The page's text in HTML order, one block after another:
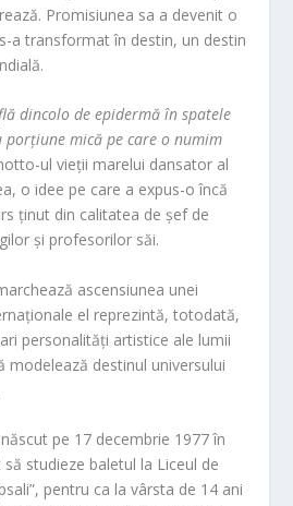
Promisiunea sa a devenit o
a transformat în destin, un destin
dincolo de epidermă în spatele
porțiune mică pe care o numim
ul vieții marelui dansator al
o idee pe care a expus-o încă
ținut din calitatea de șef de
și profesorilor săi.
ascensiunea unei
el reprezintă, totodată,
personalități artistice ale lumii
modelează destinul universului
pe 17 decembrie 1977 în
studieze baletul la Liceul de
pentru ca la vârsta de 14 ani